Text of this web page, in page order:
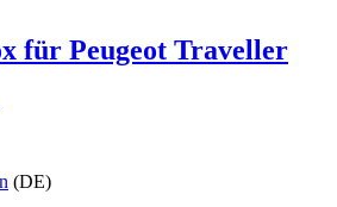
für Peugeot Traveller
(DE)